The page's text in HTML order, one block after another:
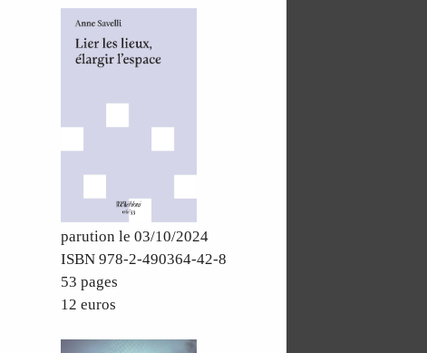
parution le 03/10/2024
ISBN 978-2-490364-42-8
53 pages
12 euros